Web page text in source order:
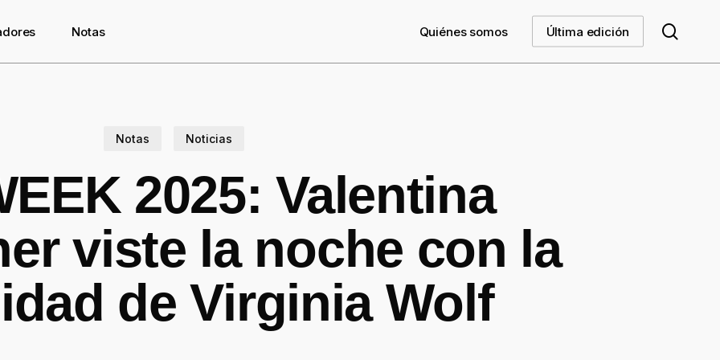
Notas Quiénes somos Última edición
Notas Noticias
2025: Valentina
viste la noche con la
de Virginia Wolf